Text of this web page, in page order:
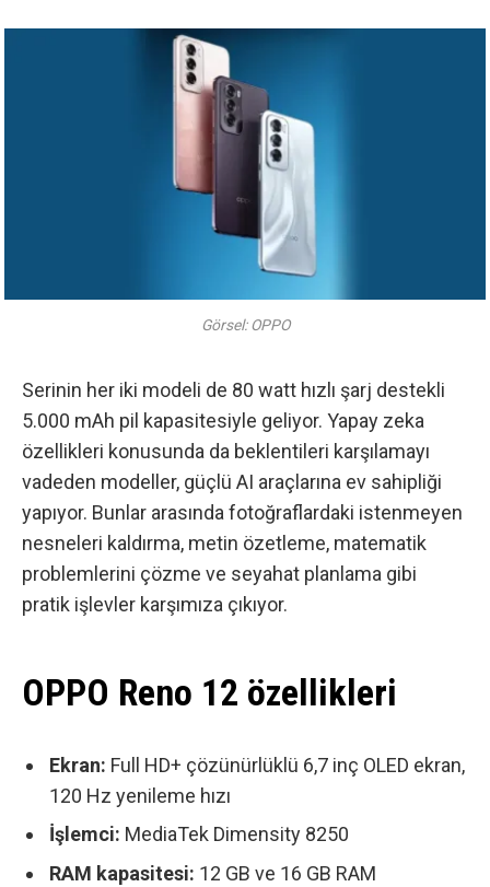
Görsel: OPPO
Serinin her iki modeli de 80 watt hızlı şarj destekli
5.000 mAh pil kapasitesiyle geliyor. Yapay zeka
özellikleri konusunda da beklentileri karşılamayı
vadeden modeller, güçlü AI araçlarına ev sahipliği
yapıyor. Bunlar arasında fotoğraflardaki istenmeyen
nesneleri kaldırma, metin özetleme, matematik
problemlerini çözme ve seyahat planlama gibi
pratik işlevler karşımıza çıkıyor.
OPPO Reno 12 özellikleri
Ekran: Full HD+ çözünürlüklü 6,7 inç OLED ekran,
120 Hz yenileme hızı
İşlemci: MediaTek Dimensity 8250
RAM kapasitesi: 12 GB ve 16 GB RAM